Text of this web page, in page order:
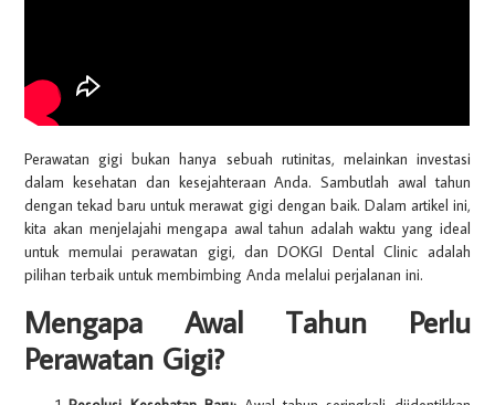
Perawatan gigi bukan hanya sebuah rutinitas, melainkan investasi
dalam kesehatan dan kesejahteraan Anda. Sambutlah awal tahun
dengan tekad baru untuk merawat gigi dengan baik. Dalam artikel ini,
kita akan menjelajahi mengapa awal tahun adalah waktu yang ideal
untuk memulai perawatan gigi, dan DOKGI Dental Clinic adalah
pilihan terbaik untuk membimbing Anda melalui perjalanan ini.
Mengapa Awal Tahun Perlu
Perawatan Gigi?